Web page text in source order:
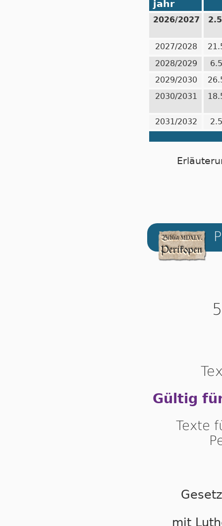
jahr
2026/2027
2027/2028
2028/2029
2029/2030
2030/2031
2031/2032
Gültig
Texte
mit